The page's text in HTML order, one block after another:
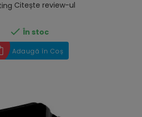
Citește review-ul
 În stoc
Adaugă în Coș